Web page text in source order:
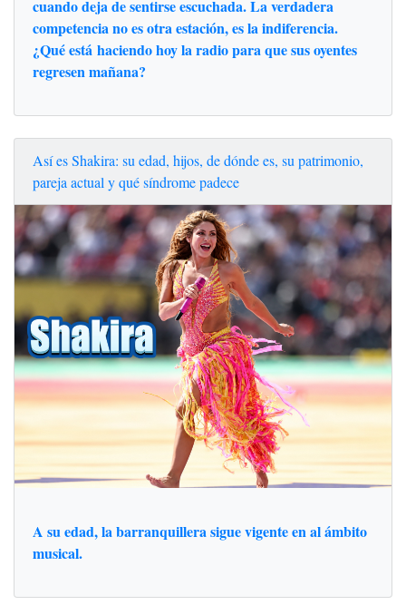
cuando deja de sentirse escuchada. La verdadera
competencia no es otra estación, es la indiferencia.
¿Qué está haciendo hoy la radio para que sus oyentes
regresen mañana?
Así es Shakira: su edad, hijos, de dónde es, su patrimonio,
pareja actual y qué síndrome padece
A su edad, la barranquillera sigue vigente en al ámbito
musical.